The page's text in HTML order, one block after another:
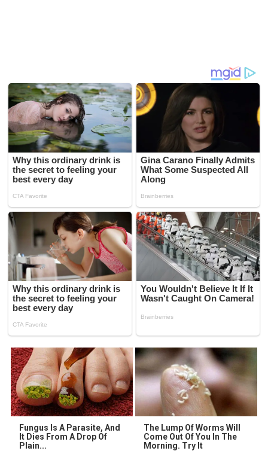
Fungus Is A Parasite, And
It Dies From A Drop Of
Plain...
The Lump Of Worms Will
Come Out Of You In The
Morning. Try It